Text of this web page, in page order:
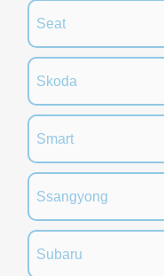
Seat
Skoda
Smart
Ssangyong
Subaru